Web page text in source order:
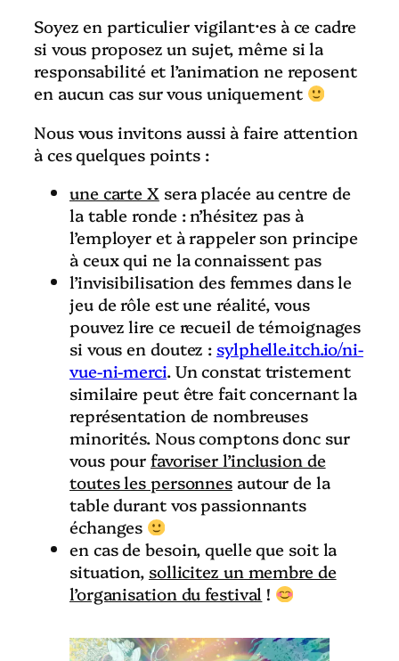
Soyez en particulier vigilant⸱es à ce cadre
si vous proposez un sujet, même si la
responsabilité et l’animation ne reposent
en aucun cas sur vous uniquement
Nous vous invitons aussi à faire attention
à ces quelques points :
une carte X sera placée au centre de
la table ronde : n’hésitez pas à
l’employer et à rappeler son principe
à ceux qui ne la connaissent pas
l’invisibilisation des femmes dans le
jeu de rôle est une réalité, vous
pouvez lire ce recueil de témoignages
si vous en doutez :sylphelle.itch.io/ni-
vue-ni-merci. Un constat tristement
similaire peut être fait concernant la
représentation de nombreuses
minorités. Nous comptons donc sur
vous pourfavoriser l’inclusion de
toutes les personnes autour de la
table durant vos passionnants
échanges
en cas de besoin, quelle que soit la
situation, sollicitez un membre de
l’organisation du festival !